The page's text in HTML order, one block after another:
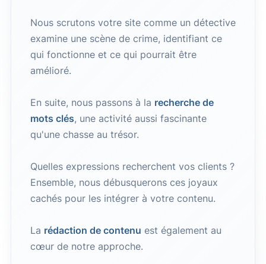
Nous scrutons votre site comme un détective
examine une scène de crime, identifiant ce
qui fonctionne et ce qui pourrait être
amélioré.
En suite, nous passons à la recherche de
mots clés, une activité aussi fascinante
qu'une chasse au trésor.
Quelles expressions recherchent vos clients ?
Ensemble, nous débusquerons ces joyaux
cachés pour les intégrer à votre contenu.
La rédaction de contenu est également au
cœur de notre approche.